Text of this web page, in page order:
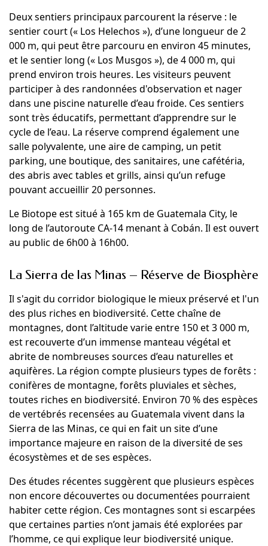
Deux sentiers principaux parcourent la réserve : le
sentier court (« Los Helechos »), d’une longueur de 2
000 m, qui peut être parcouru en environ 45 minutes,
et le sentier long (« Los Musgos »), de 4 000 m, qui
prend environ trois heures. Les visiteurs peuvent
participer à des randonnées d'observation et nager
dans une piscine naturelle d’eau froide. Ces sentiers
sont très éducatifs, permettant d’apprendre sur le
cycle de l’eau. La réserve comprend également une
salle polyvalente, une aire de camping, un petit
parking, une boutique, des sanitaires, une cafétéria,
des abris avec tables et grills, ainsi qu’un refuge
pouvant accueillir 20 personnes.
Le Biotope est situé à 165 km de Guatemala City, le
long de l’autoroute CA-14 menant à Cobán. Il est ouvert
au public de 6h00 à 16h00.
La Sierra de las Minas – Réserve de Biosphère
Il s'agit du corridor biologique le mieux préservé et l'un
des plus riches en biodiversité. Cette chaîne de
montagnes, dont l’altitude varie entre 150 et 3 000 m,
est recouverte d’un immense manteau végétal et
abrite de nombreuses sources d’eau naturelles et
aquifères. La région compte plusieurs types de forêts :
conifères de montagne, forêts pluviales et sèches,
toutes riches en biodiversité. Environ 70 % des espèces
de vertébrés recensées au Guatemala vivent dans la
Sierra de las Minas, ce qui en fait un site d’une
importance majeure en raison de la diversité de ses
écosystèmes et de ses espèces.
Des études récentes suggèrent que plusieurs espèces
non encore découvertes ou documentées pourraient
habiter cette région. Ces montagnes sont si escarpées
que certaines parties n’ont jamais été explorées par
l’homme, ce qui explique leur biodiversité unique.